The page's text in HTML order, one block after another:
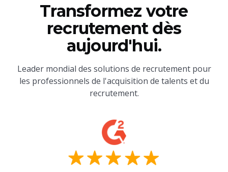
Transformez votre
recrutement dès
aujourd'hui.
Leader mondial des solutions de recrutement pour
les professionnels de l'acquisition de talents et du
recrutement.